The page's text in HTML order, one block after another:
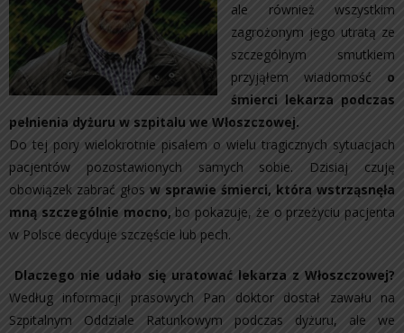
ale również wszystkim
zagrożonym jego utratą ze
szczególnym smutkiem
przyjąłem wiadomość o
śmierci lekarza podczas
pełnienia dyżuru w szpitalu we Włoszczowej.
Do tej pory wielokrotnie pisałem o wielu tragicznych sytuacjach
pacjentów pozostawionych samych sobie. Dzisiaj czuję
obowiązek zabrać głos w sprawie śmierci, która wstrząsnęła
mną szczególnie mocno, bo pokazuje, że o przeżyciu pacjenta
w Polsce decyduje szczęście lub pech.
Dlaczego nie udało się uratować lekarza z Włoszczowej?
Według informacji prasowych Pan doktor dostał zawału na
Szpitalnym Oddziale Ratunkowym podczas dyżuru, ale we